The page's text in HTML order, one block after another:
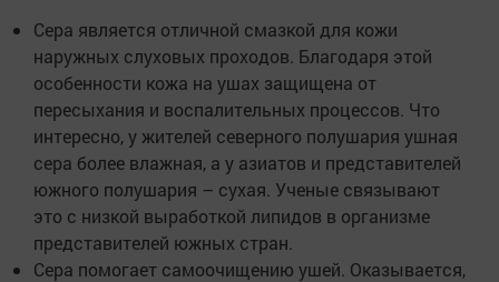
Сера является отличной смазкой для кожи
наружных слуховых проходов. Благодаря этой
особенности кожа на ушах защищена от
пересыхания и воспалительных процессов. Что
интересно, у жителей северного полушария ушная
сера более влажная, а у азиатов и представителей
южного полушария – сухая. Ученые связывают
это с низкой выработкой липидов в организме
представителей южных стран.
Сера помогает самоочищению ушей. Оказывается,